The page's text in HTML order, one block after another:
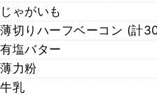
じゃがいも
薄切りハーフベーコン (計
有塩バター
薄力粉
牛乳